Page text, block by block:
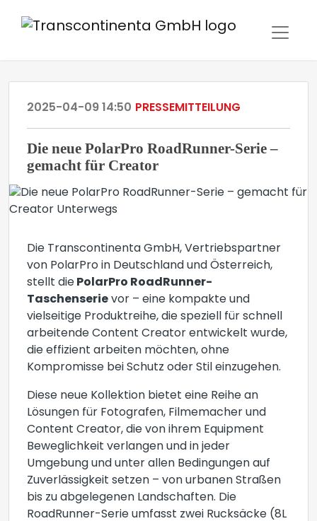
2025-04-09 14:50 PRESSEMITTEILUNG
Die neue PolarPro RoadRunner-Serie –
gemacht für Creator
Die Transcontinenta GmbH, Vertriebspartner
von PolarPro in Deutschland und Österreich,
stellt die PolarPro RoadRunner-
Taschenserie vor – eine kompakte und
vielseitige Produktreihe, die speziell für schnell
arbeitende Content Creator entwickelt wurde,
die effizient arbeiten möchten, ohne
Kompromisse bei Schutz oder Stil einzugehen.
Diese neue Kollektion bietet eine Reihe an
Lösungen für Fotografen, Filmemacher und
Content Creator, die von ihrem Equipment
Beweglichkeit verlangen und in jeder
Umgebung und unter allen Bedingungen auf
Zuverlässigkeit setzen – von urbanen Straßen
bis zu abgelegenen Landschaften. Die
RoadRunner-Serie umfasst zwei Rucksäcke (8L